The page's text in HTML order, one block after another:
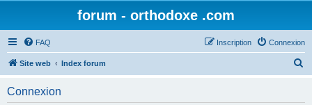
forum - orthodoxe .com
FAQ Connexion
Inscription
Site web Index forum
Connexion